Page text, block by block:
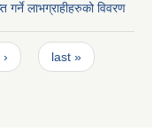
गर्ने लाभग्राहीहरुको विवरण
last »